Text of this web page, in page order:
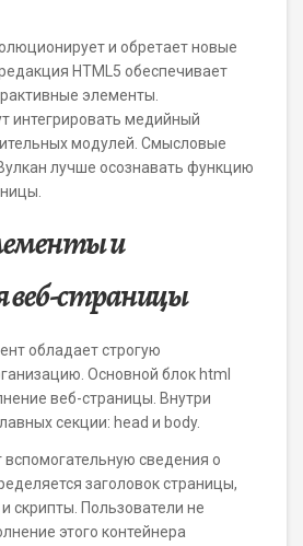
и обретает новые
HTML5 обеспечивает
элементы.
интегрировать медийный
модулей. Смысловые
лучше осознавать функцию
и
веб-страницы
обладает строгую
Основной блок html
веб-страницы. Внутри
секции: head и body.
вспомогательную сведения о
заголовок страницы,
скрипты. Пользователи не
этого контейнера